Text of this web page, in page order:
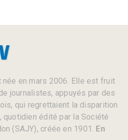
née en mars 2006. Elle est fruit
journalistes, appuyés par des
qui regrettaient la disparition
édité par la Société
(SAJY), créée en 1901. En